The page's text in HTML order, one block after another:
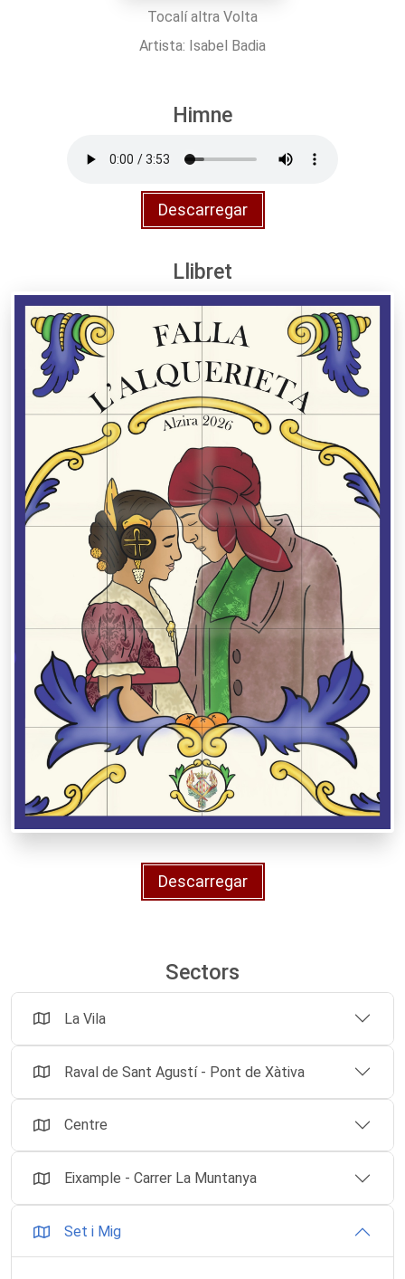
Tocalí altra Volta
Artista: Isabel Badia
Himne
Descarregar
Llibret
Descarregar
Sectors
La Vila
Raval de Sant Agustí - Pont de Xàtiva
Centre
Eixample - Carrer La Muntanya
Set i Mig